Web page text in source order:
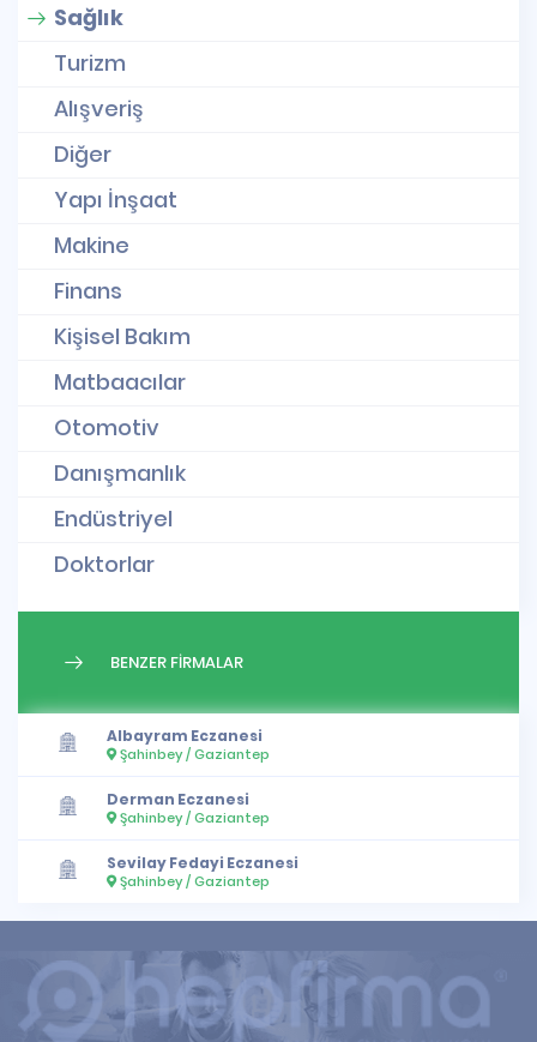
Sağlık
Turizm
Alışveriş
Diğer
Yapı İnşaat
Makine
Finans
Kişisel Bakım
Matbaacılar
Otomotiv
Danışmanlık
Endüstriyel
Doktorlar
BENZER FİRMALAR
Albayram Eczanesi
Şahinbey / Gaziantep
Derman Eczanesi
Şahinbey / Gaziantep
Sevilay Fedayi Eczanesi
Şahinbey / Gaziantep